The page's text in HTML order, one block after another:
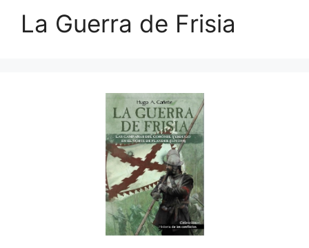
La Guerra de Frisia